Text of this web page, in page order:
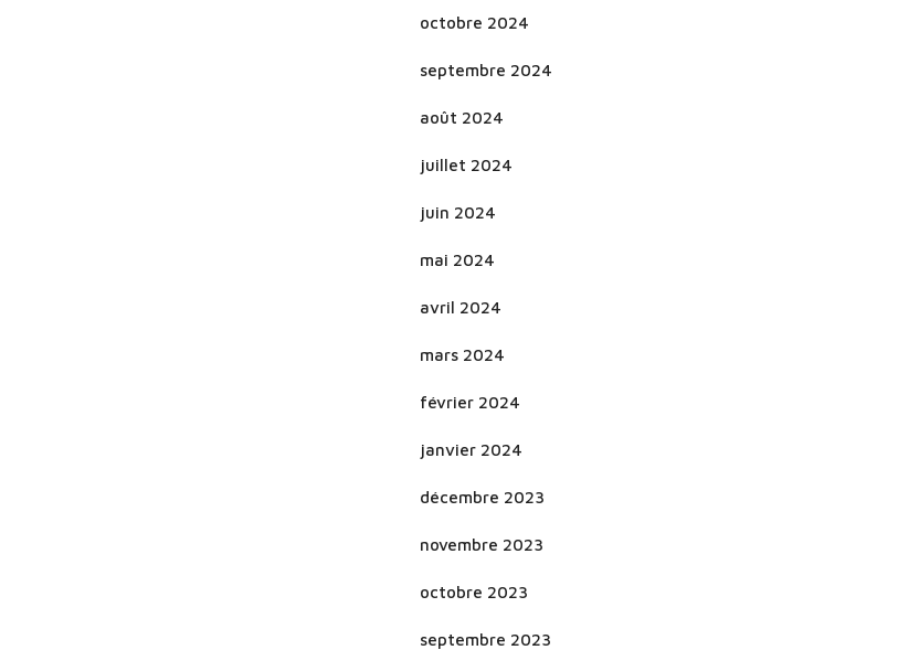
octobre 2024
septembre 2024
août 2024
juillet 2024
juin 2024
mai 2024
avril 2024
mars 2024
février 2024
janvier 2024
décembre 2023
novembre 2023
octobre 2023
septembre 2023